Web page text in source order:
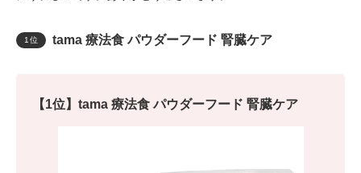
1位 tama 療法食 パウダーフード 腎臓ケア
【1位】tama 療法食 パウダーフード 腎臓ケア